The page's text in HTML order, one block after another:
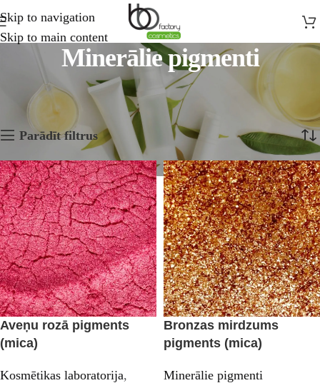
Skip to navigation
Skip to main content
Minerālie pigmenti
Kosmētikas laboratorija Minerālie pigmenti
Rāda 1—12 no 23 rezultātiem
Parādīt filtrus
Aveņu rozā pigments
(mica)
Kosmētikas laboratorija,
Bronzas mirdzums
pigments (mica)
Minerālie pigmenti